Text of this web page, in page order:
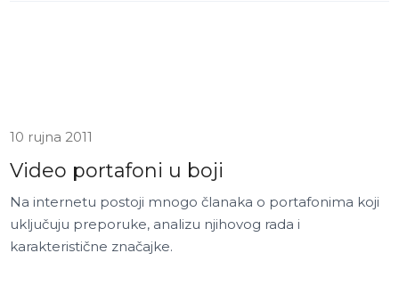
10 rujna 2011
Video portafoni u boji
Na internetu postoji mnogo članaka o portafonima koji
uključuju preporuke, analizu njihovog rada i
karakteristične značajke.